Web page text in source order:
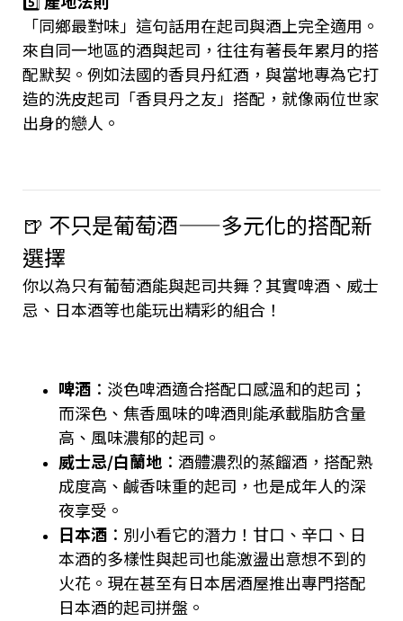
「同鄉最對味」這句話用在起司與酒上完全適用。
來自同一地區的酒與起司，往往有著長年累月的搭
配默契。例如法國的香貝丹紅酒，與當地專為它打
造的洗皮起司「香貝丹之友」搭配，就像兩位世家
出身的戀人。
🍺 不只是葡萄酒——多元化的搭配新
選擇
你以為只有葡萄酒能與起司共舞？其實啤酒、威士
忌、日本酒等也能玩出精彩的組合！
啤酒 ：淡色啤酒適合搭配口感溫和的起司；
而深色、焦香風味的啤酒則能承載脂肪含量
高、風味濃郁的起司。
威士忌/白蘭地 ：酒體濃烈的蒸餾酒，搭配熟
成度高、鹹香味重的起司，也是成年人的深
夜享受。
日本酒 ：別小看它的潛力！甘口、辛口、日
本酒的多樣性與起司也能激盪出意想不到的
火花。現在甚至有日本居酒屋推出專門搭配
日本酒的起司拼盤。